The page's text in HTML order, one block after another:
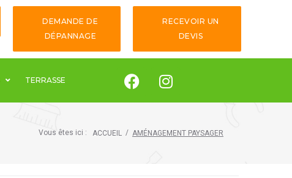
DEMANDE DE
DÉPANNAGE
RECEVOIR UN
DEVIS
TERRASSE
Vous êtes ici : ACCUEIL / AMÉNAGEMENT PAYSAGER